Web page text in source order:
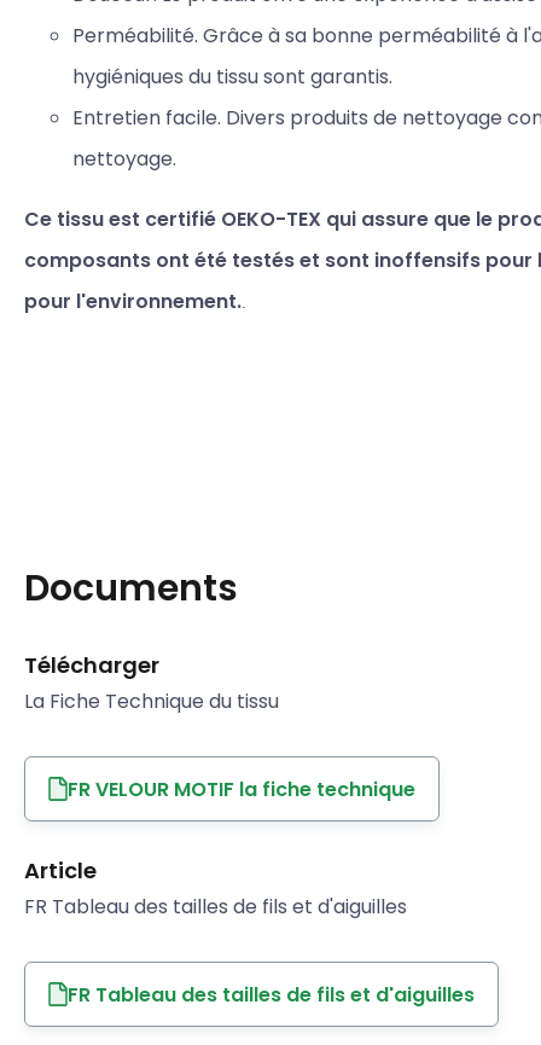
Perméabilité. Grâce à sa bonne perméabilité à
hygiéniques du tissu sont garantis.
Entretien facile. Divers produits de nettoyage
nettoyage.
Ce tissu est certifié OEKO-TEX qui assure que le
composants ont été testés et sont inoffensifs pour
pour l'environnement..
Documents
Télécharger
La Fiche Technique du tissu
FR VELOUR MOTIF la fiche technique
Article
FR Tableau des tailles de fils et d'aiguilles
FR Tableau des tailles de fils et d'aiguilles